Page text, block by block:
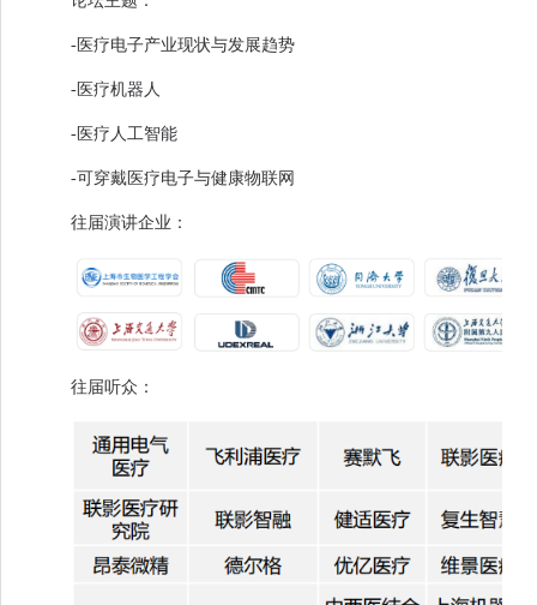
-医疗电子产业现状与发展趋势
-医疗机器人
-医疗人工智能
-可穿戴医疗电子与健康物联网
往届演讲企业：
往届听众：